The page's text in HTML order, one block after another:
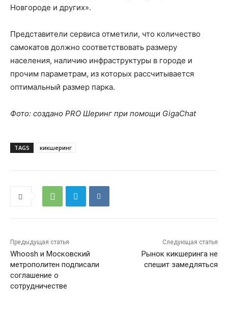
Новгороде и других».
Представители сервиса отметили, что количество
самокатов должно соответствовать размеру
населения, наличию инфраструктуры в городе и
прочим параметрам, из которых рассчитывается
оптимальный размер парка.
Фото: создано PRO Шеринг при помощи GigaChat
TAGS кикшеринг
Предыдущая статья
Whoosh и Московский
метрополитен подписали
соглашение о
сотрудничестве
Следующая статья
Рынок кикшеринга не
спешит замедляться